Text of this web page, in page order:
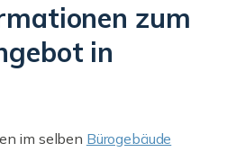
zum
in
im selben Bürogebäude